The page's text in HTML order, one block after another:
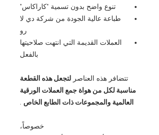
تنوع واضح بدون تسمية "كاراكاس"
طباعة عالية الجودة من شركة دي لا
رو
العملات القديمة التي انتهت صلاحيتها
بالفعل
تتضافر هذه العناصر لتجعل هذه القطعة
مناسبة لكل من هواة جمع العملات الورقية
العالمية والمجموعات ذات الطابع الخاص .
خصوصاً،